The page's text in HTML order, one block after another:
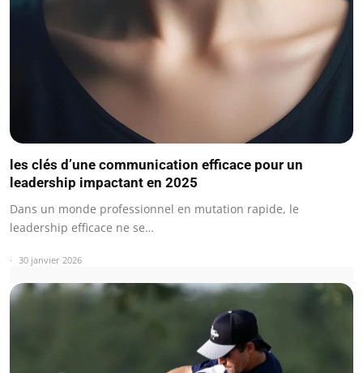
les clés d’une communication efficace pour un
leadership impactant en 2025
Dans un monde professionnel en mutation rapide, le
leadership efficace ne se…
30 janvier 2026